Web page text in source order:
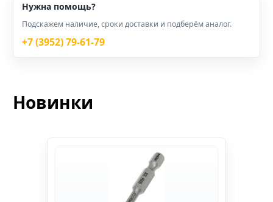
Нужна помощь?
Подскажем наличие, сроки доставки и подберём аналог.
+7 (3952) 79-61-79
Новинки